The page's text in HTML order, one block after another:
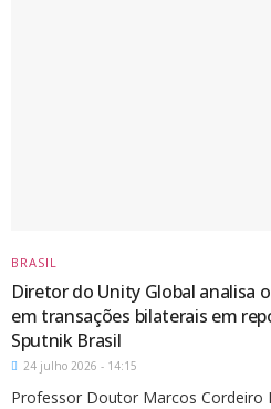
BRASIL
Diretor do Unity Global analisa
em transações bilaterais em
Sputnik Brasil
24 julho 2026 - 14:15
Professor Doutor Marcos Cordeiro